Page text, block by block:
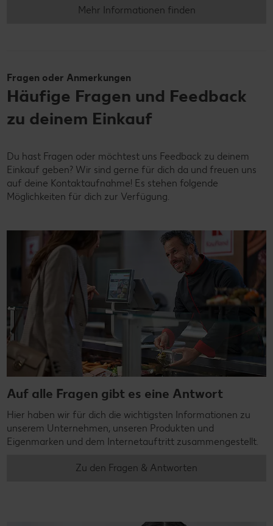
Mehr Informationen finden
Fragen oder Anmerkungen
Häufige Fragen und Feedback
zu deinem Einkauf
Du hast Fragen oder möchtest uns Feedback zu deinem
Einkauf geben? Wir sind gerne für dich da und freuen uns
auf deine Kontaktaufnahme! Es stehen folgende
Möglichkeiten für dich zur Verfügung.
Auf alle Fragen gibt es eine Antwort
Hier haben wir für dich die wichtigsten Informationen zu
unserem Unternehmen, unseren Produkten und
Eigenmarken und dem Internetauftritt zusammengestellt.
Zu den Fragen & Antworten